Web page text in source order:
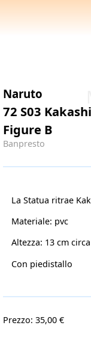
Naruto
72 S03
Figure B
Banpresto
La Statua ritrae
Materiale: pvc
Altezza: 13 cm circa
Con piedistallo
Prezzo: 35,00 €